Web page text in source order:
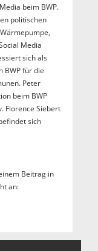
beim BWP.
politischen
Media
sich als
BWP für die
Peter
beim BWP
Florence Siebert
sich
Beitrag in
an: